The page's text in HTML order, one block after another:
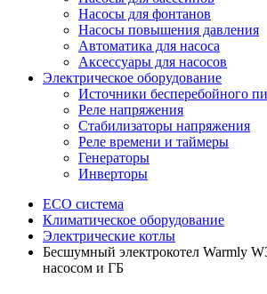
Насосы для фонтанов
Насосы повышения давления
Автоматика для насоса
Аксессуары для насосов
Электрическое оборудование
Источники бесперебойного
Реле напряжения
Стабилизаторы напряжения
Реле времени и таймеры
Генераторы
Инверторы
ECO система
Климатическое оборудование
Электрические котлы
Бесшумный электрокотел Warmly
насосом и ГБ